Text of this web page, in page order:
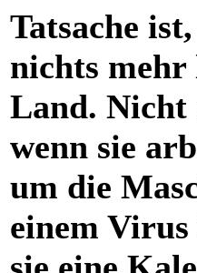
Tatsache
nichts mehr
Land. Nicht
wenn sie
um die
einem